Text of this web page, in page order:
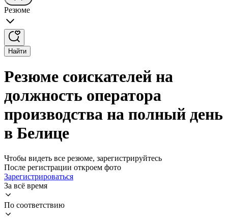
Резюме
Найти
Резюме соискателей на
должность оператора
производства на полный день
в Белице
Чтобы видеть все резюме, зарегистрируйтесь
После регистрации откроем фото
Зарегистрироваться
За всё время
По соответствию